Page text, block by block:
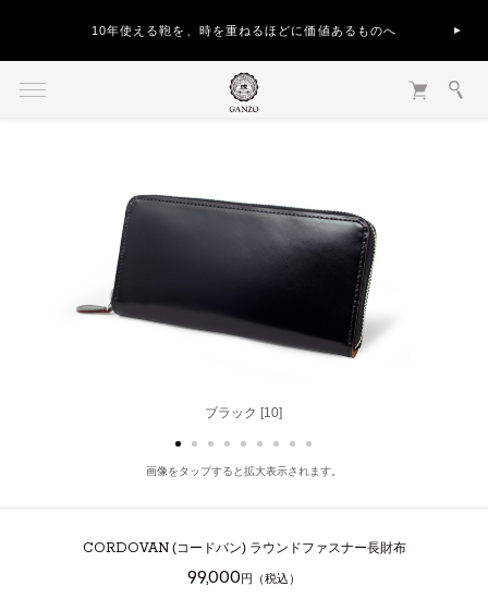
10年使える鞄を、時を重ねるほどに価値あるものへ
ブラック [10]
ヘーゼル [50]
画像をタップすると拡大表示されます。
CORDOVAN(コードバン) ラウンドファスナー長財布
99,000円（税込）